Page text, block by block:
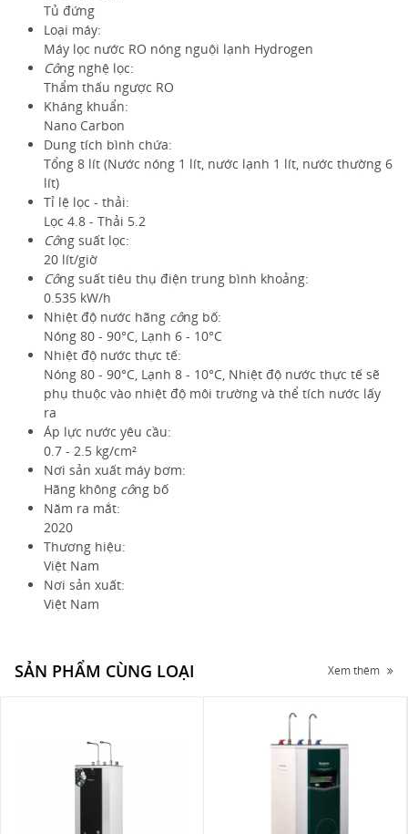
Tủ đứng
Loại máy:
Máy lọc nước RO nóng nguội lạnh Hydrogen
Công nghệ lọc:
Thẩm thấu ngược RO
Kháng khuẩn:
Nano Carbon
Dung tích bình chứa:
Tổng 8 lít (Nước nóng 1 lít, nước lạnh 1 lít, nước thường 6
lít)
Tỉ lệ lọc - thải:
Lọc 4.8 - Thải 5.2
Công suất lọc:
20 lít/giờ
Công suất tiêu thụ điện trung bình khoảng:
0.535 kW/h
Nhiệt độ nước hãng công bố:
Nóng 80 - 90°C, Lạnh 6 - 10°C
Nhiệt độ nước thực tế:
Nóng 80 - 90°C, Lạnh 8 - 10°C, Nhiệt độ nước thực tế sẽ
phụ thuộc vào nhiệt độ môi trường và thể tích nước lấy
ra
Áp lực nước yêu cầu:
0.7 - 2.5 kg/cm²
Nơi sản xuất máy bơm:
Hãng không công bố
Năm ra mắt:
2020
Thương hiệu:
Việt Nam
Nơi sản xuất:
Việt Nam
SẢN PHẨM CÙNG LOẠI Xem thêm